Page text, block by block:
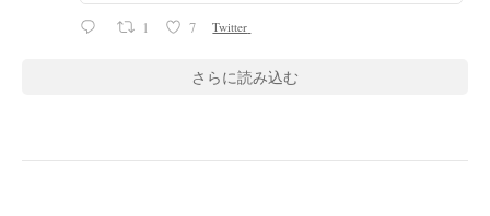
1 7 Twitter
さらに読み込む